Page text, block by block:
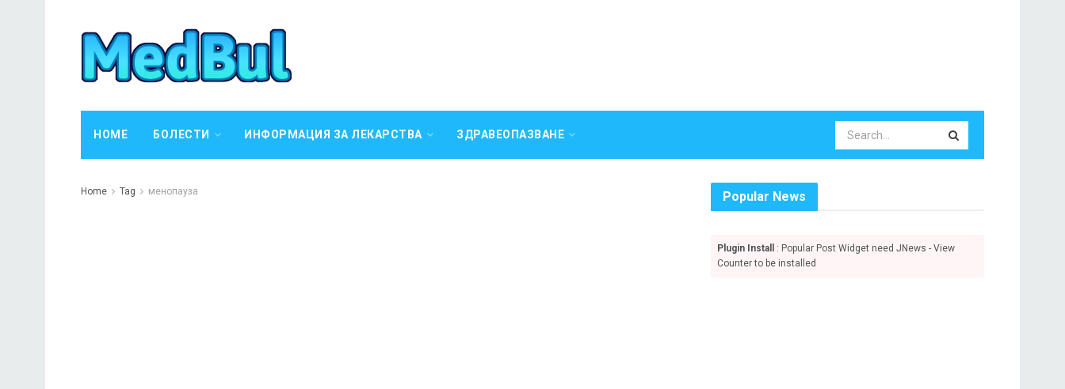
HOME БОЛЕСТИ ИНФОРМАЦИЯ ЗА ЛЕКАРСТВА ЗДРАВЕОПАЗВАНЕ
Home Tag менопауза Popular News
Plugin Install
: Popular Post Widget need JNews - View
Counter to be installed